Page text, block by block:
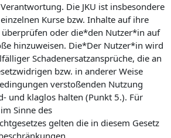
Die JKU ist insbesondere
Kurse bzw. Inhalte auf ihre
oder die*den Nutzer*in auf
hinzuweisen. Die*Der Nutzer*in wird
Schadenersatzansprüche, die an
bzw. in anderer Weise
verstoßenden Nutzung
und klaglos halten (Punkt 5.). Für
Sinne des
gelten die in diesem Gesetz